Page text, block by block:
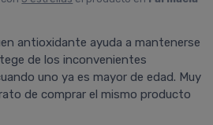
antioxidante ayuda a mantenerse
de los inconvenientes
uno ya es mayor de edad. Muy
de comprar el mismo producto